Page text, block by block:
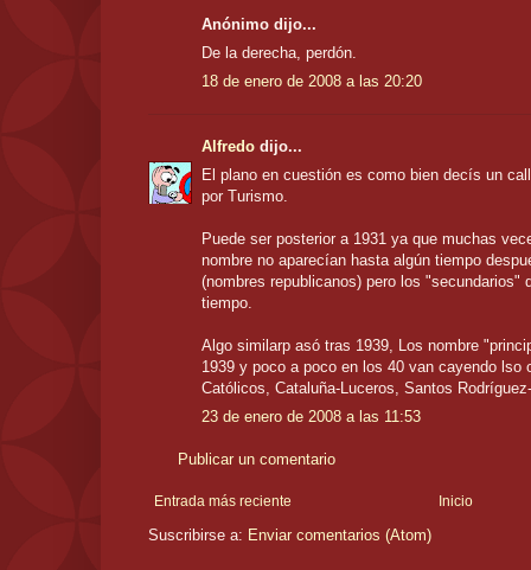
Anónimo dijo...
De la derecha, perdón.
18 de enero de 2008 a las 20:20
Alfredo dijo...
El plano en cuestión es como bien decís un
por Turismo.
Puede ser posterior a 1931 ya que muchas
nombre no aparecían hasta algún tiempo
(nombres republicanos) pero los "secundarios"
tiempo.
Algo similarp asó tras 1939, Los nombre
1939 y poco a poco en los 40 van cayendo lso
Católicos, Cataluña-Luceros, Santos
23 de enero de 2008 a las 11:53
Publicar un comentario
Entrada más reciente Inicio
Suscribirse a: Enviar comentarios (Atom)